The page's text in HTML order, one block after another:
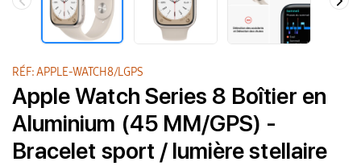
RÉF: APPLE-WATCH8/LGPS
Apple Watch Series 8 Boîtier en
Aluminium (45 MM/GPS) -
Bracelet sport / lumière stellaire